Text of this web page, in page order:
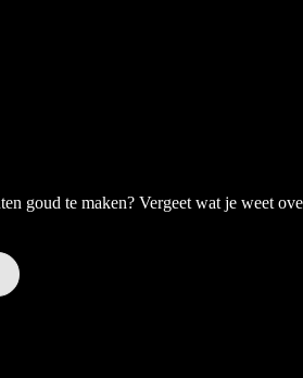
goud te maken? Vergeet wat je weet